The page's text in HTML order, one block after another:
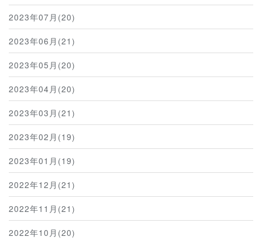
2023年07月(20)
2023年06月(21)
2023年05月(20)
2023年04月(20)
2023年03月(21)
2023年02月(19)
2023年01月(19)
2022年12月(21)
2022年11月(21)
2022年10月(20)